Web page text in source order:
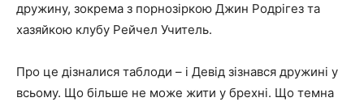
дружину, зокрема з порнозіркою Джин Родрігез та
хазяйкою клубу Рейчел Учитель.
Про це дізналися таблоди – і Девід зізнався дружині у
всьому. Що більше не може жити у брехні. Що темна